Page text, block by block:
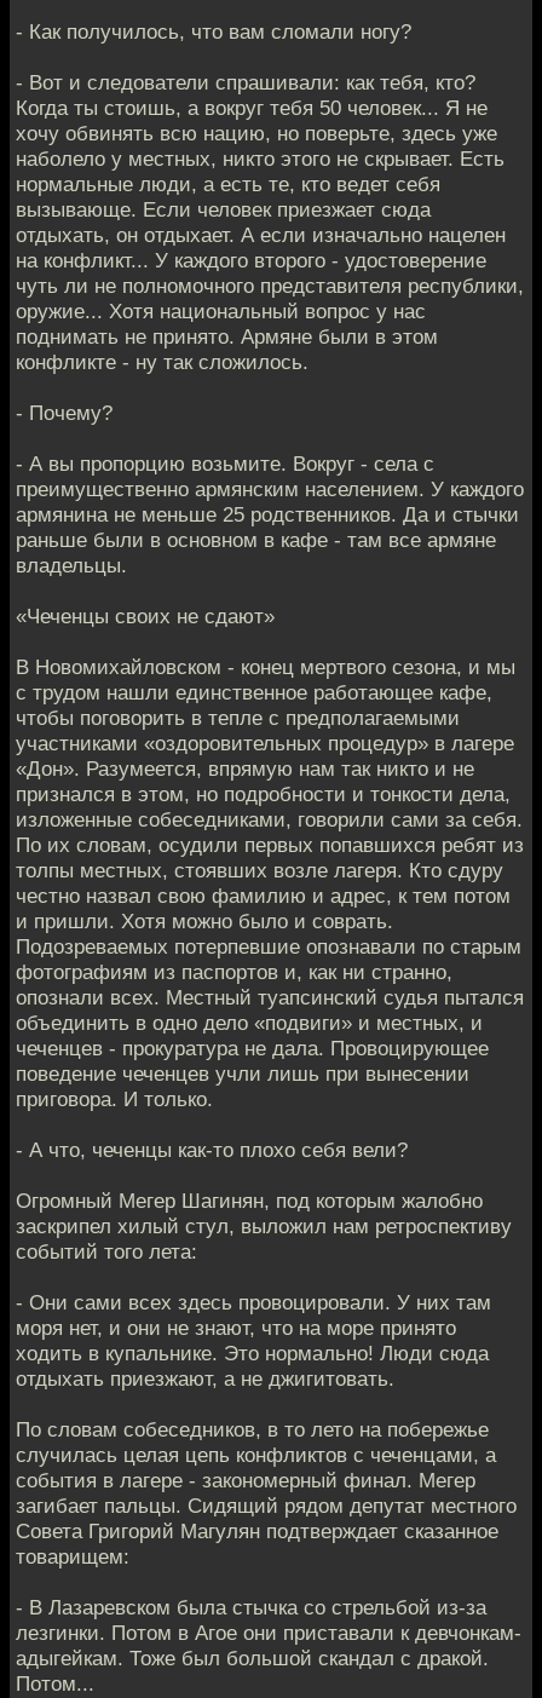
- Как получилось, что вам сломали ногу?
- Вот и следователи спрашивали: как тебя, кто?
Когда ты стоишь, а вокруг тебя 50 человек... Я не
хочу обвинять всю нацию, но поверьте, здесь уже
наболело у местных, никто этого не скрывает. Есть
нормальные люди, а есть те, кто ведет себя
вызывающе. Если человек приезжает сюда
отдыхать, он отдыхает. А если изначально нацелен
на конфликт... У каждого второго - удостоверение
чуть ли не полномочного представителя республики,
оружие... Хотя национальный вопрос у нас
поднимать не принято. Армяне были в этом
конфликте - ну так сложилось.
- Почему?
- А вы пропорцию возьмите. Вокруг - села с
преимущественно армянским населением. У каждого
армянина не меньше 25 родственников. Да и стычки
раньше были в основном в кафе - там все армяне
владельцы.
«Чеченцы своих не сдают»
В Новомихайловском - конец мертвого сезона, и мы
с трудом нашли единственное работающее кафе,
чтобы поговорить в тепле с предполагаемыми
участниками «оздоровительных процедур» в лагере
«Дон». Разумеется, впрямую нам так никто и не
признался в этом, но подробности и тонкости дела,
изложенные собеседниками, говорили сами за себя.
По их словам, осудили первых попавшихся ребят из
толпы местных, стоявших возле лагеря. Кто сдуру
честно назвал свою фамилию и адрес, к тем потом
и пришли. Хотя можно было и соврать.
Подозреваемых потерпевшие опознавали по старым
фотографиям из паспортов и, как ни странно,
опознали всех. Местный туапсинский судья пытался
объединить в одно дело «подвиги» и местных, и
чеченцев - прокуратура не дала. Провоцирующее
поведение чеченцев учли лишь при вынесении
приговора. И только.
- А что, чеченцы как-то плохо себя вели?
Огромный Мегер Шагинян, под которым жалобно
заскрипел хилый стул, выложил нам ретроспективу
событий того лета:
- Они сами всех здесь провоцировали. У них там
моря нет, и они не знают, что на море принято
ходить в купальнике. Это нормально! Люди сюда
отдыхать приезжают, а не джигитовать.
По словам собеседников, в то лето на побережье
случилась целая цепь конфликтов с чеченцами, а
события в лагере - закономерный финал. Мегер
загибает пальцы. Сидящий рядом депутат местного
Совета Григорий Магулян подтверждает сказанное
товарищем:
- В Лазаревском была стычка со стрельбой из-за
лезгинки. Потом в Агое они приставали к девчонкам-
адыгейкам. Тоже был большой скандал с дракой.
Потом...